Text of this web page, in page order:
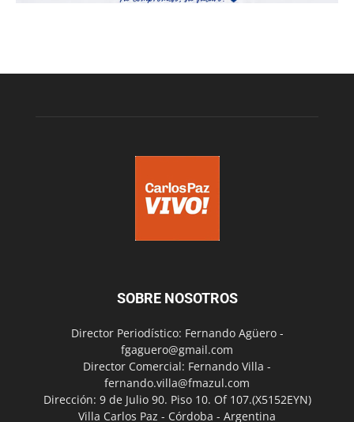
SOBRE NOSOTROS
Director Periodístico: Fernando Agüero -
fgaguero@gmail.com
Director Comercial: Fernando Villa -
fernando.villa@fmazul.com
Dirección: 9 de Julio 90. Piso 10. Of 107.(X5152EYN)
Villa Carlos Paz - Córdoba - Argentina